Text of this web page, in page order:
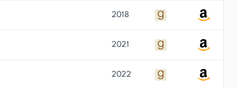
2018
2021
2022